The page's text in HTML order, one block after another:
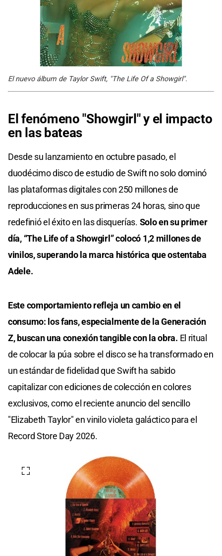
El nuevo álbum de Taylor Swift, "The Life Of a Showgirl".
El fenómeno "Showgirl" y el impacto
en las bateas
Desde su lanzamiento en octubre pasado, el
duodécimo disco de estudio de Swift no solo dominó
las plataformas digitales con 250 millones de
reproducciones en sus primeras 24 horas, sino que
redefinió el éxito en las disquerías. Solo en su primer
día, “The Life of a Showgirl” colocó 1,2 millones de
vinilos, superando la marca histórica que ostentaba
Adele.
Este comportamiento refleja un cambio en el
consumo: los fans, especialmente de la Generación
Z, buscan una conexión tangible con la obra. El ritual
de colocar la púa sobre el disco se ha transformado en
un estándar de fidelidad que Swift ha sabido
capitalizar con ediciones de colección en colores
exclusivos, como el reciente anuncio del sencillo
"Elizabeth Taylor" en vinilo violeta galáctico para el
Record Store Day 2026.